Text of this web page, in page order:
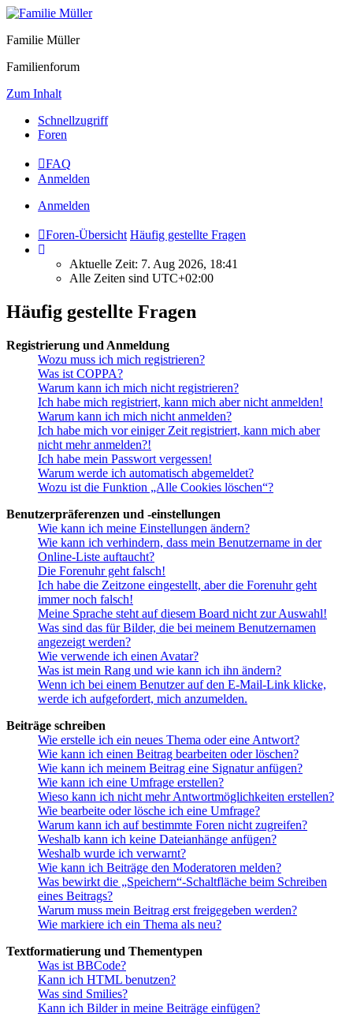
Familie Müller
Familienforum
Zum Inhalt
Schnellzugriff
Foren
FAQ
Anmelden
Anmelden
Foren-Übersicht Häufig gestellte Fragen
Aktuelle Zeit: 7. Aug 2026, 18:41
Alle Zeiten sind UTC+02:00
Häufig gestellte Fragen
Registrierung und Anmeldung
Wozu muss ich mich registrieren?
Was ist COPPA?
Warum kann ich mich nicht registrieren?
Ich habe mich registriert, kann mich aber nicht anmelden!
Warum kann ich mich nicht anmelden?
Ich habe mich vor einiger Zeit registriert, kann mich aber
nicht mehr anmelden?!
Ich habe mein Passwort vergessen!
Warum werde ich automatisch abgemeldet?
Wozu ist die Funktion „Alle Cookies löschen“?
Benutzerpräferenzen und -einstellungen
Wie kann ich meine Einstellungen ändern?
Wie kann ich verhindern, dass mein Benutzername in der
Online-Liste auftaucht?
Die Forenuhr geht falsch!
Ich habe die Zeitzone eingestellt, aber die Forenuhr geht
immer noch falsch!
Meine Sprache steht auf diesem Board nicht zur Auswahl!
Was sind das für Bilder, die bei meinem Benutzernamen
angezeigt werden?
Wie verwende ich einen Avatar?
Was ist mein Rang und wie kann ich ihn ändern?
Wenn ich bei einem Benutzer auf den E-Mail-Link klicke,
werde ich aufgefordert, mich anzumelden.
Beiträge schreiben
Wie erstelle ich ein neues Thema oder eine Antwort?
Wie kann ich einen Beitrag bearbeiten oder löschen?
Wie kann ich meinem Beitrag eine Signatur anfügen?
Wie kann ich eine Umfrage erstellen?
Wieso kann ich nicht mehr Antwortmöglichkeiten erstellen?
Wie bearbeite oder lösche ich eine Umfrage?
Warum kann ich auf bestimmte Foren nicht zugreifen?
Weshalb kann ich keine Dateianhänge anfügen?
Weshalb wurde ich verwarnt?
Wie kann ich Beiträge den Moderatoren melden?
Was bewirkt die „Speichern“-Schaltfläche beim Schreiben
eines Beitrags?
Warum muss mein Beitrag erst freigegeben werden?
Wie markiere ich ein Thema als neu?
Textformatierung und Thementypen
Was ist BBCode?
Kann ich HTML benutzen?
Was sind Smilies?
Kann ich Bilder in meine Beiträge einfügen?